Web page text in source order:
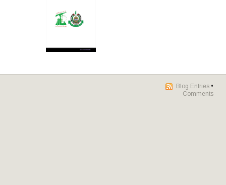
Blog Entries •
Comments